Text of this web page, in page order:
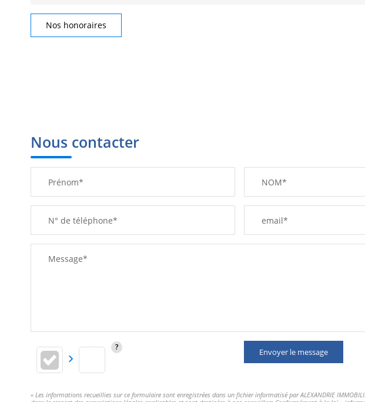
Nos honoraires
Nous contacter
Prénom* NOM*
N° de téléphone* email*
Message*
Envoyer le message
« Les informations recueillies sur ce formulaire sont enregistrées dans un fichier informatisé par ALEXANDRIE